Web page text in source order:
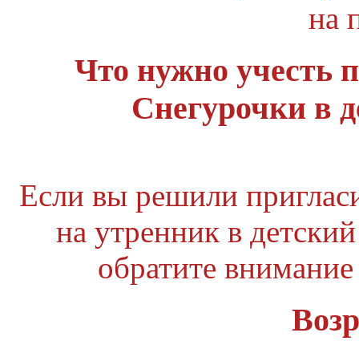
на
Что нужно учесть
Снегурочки в
Если вы решили
на утренник в
обратите